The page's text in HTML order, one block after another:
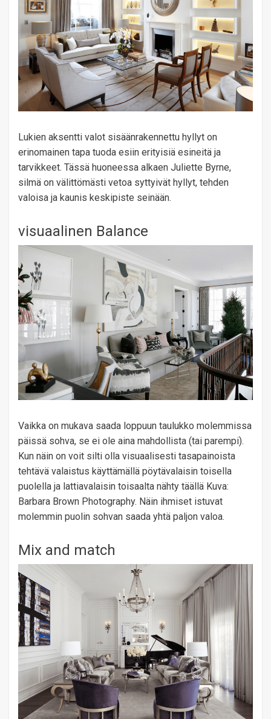
Lukien aksentti valot sisäänrakennettu hyllyt on
erinomainen tapa tuoda esiin erityisiä esineitä ja
tarvikkeet. Tässä huoneessa alkaen Juliette Byrne,
silmä on välittömästi vetoa syttyivät hyllyt, tehden
valoisa ja kaunis keskipiste seinään.
visuaalinen Balance
Vaikka on mukava saada loppuun taulukko molemmissa
päissä sohva, se ei ole aina mahdollista (tai parempi).
Kun näin on voit silti olla visuaalisesti tasapainoista
tehtävä valaistus käyttämällä pöytävalaisin toisella
puolella ja lattiavalaisin toisaalta nähty täällä Kuva:
Barbara Brown Photography. Näin ihmiset istuvat
molemmin puolin sohvan saada yhtä paljon valoa.
Mix and match